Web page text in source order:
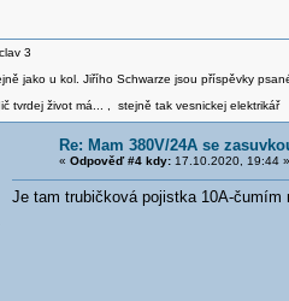
3
jako u kol. Jiřího Schwarze jsou příspěvky
tvrdej život má... , stejně tak vesnickej elektrikář
Re: Mam 380V/24A se
« Odpověď #4 kdy:17.10.2020, 19:44 »
Je tam trubičková pojistka 10A-